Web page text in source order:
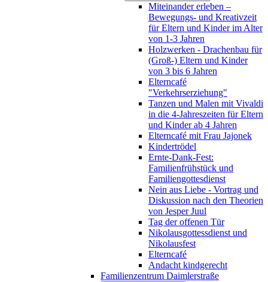
Miteinander erleben –
Bewegungs- und Kreativzeit
für Eltern und Kinder im Alter
von 1-3 Jahren
Holzwerken - Drachenbau für
(Groß-) Eltern und Kinder
von 3 bis 6 Jahren
Elterncafé
"Verkehrserziehung"
Tanzen und Malen mit Vivaldi
in die 4-Jahreszeiten für Eltern
und Kinder ab 4 Jahren
Elterncafé mit Frau Jajonek
Kindertrödel
Ernte-Dank-Fest:
Familienfrühstück und
Familiengottesdienst
Nein aus Liebe - Vortrag und
Diskussion nach den Theorien
von Jesper Juul
Tag der offenen Tür
Nikolausgottessdienst und
Nikolausfest
Elterncafé
Andacht kindgerecht
Familienzentrum Daimlerstraße